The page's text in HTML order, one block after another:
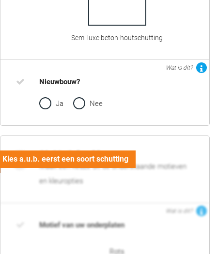
Semi luxe beton-houtschutting
Wat is dit?
Nieuwbouw?
Ja Nee
02. Motief en kleur
Maak een keuze uit de onderstaande motieven
en kleuropties
Wat is dit?
Motief van uw onderplaten
Rots